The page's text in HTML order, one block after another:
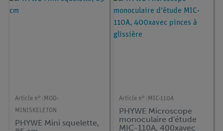
Article n° : MOD-
MINISKELETON
PHYWE Mini squelette,
Article n° : MIC-110A
PHYWE Microscope
monoculaire d'étude
MIC-110A, 400xavec